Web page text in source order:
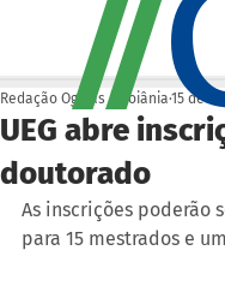
UEG abre
doutorado
Redação Ogoiás | Goiânia 15 de
As inscrições poderão
para 15 mestrados e